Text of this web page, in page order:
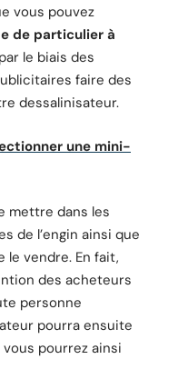
vous pouvez
de particulier à
le biais des
faire des
dessalinisateur.
une mini-
mettre dans les
de l’engin ainsi que
le vendre. En fait,
des acheteurs
personne
pourra ensuite
pourrez ainsi